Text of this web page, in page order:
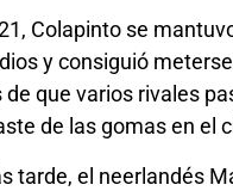
Colapinto se
y consiguió
que varios rivales
de las gomas en el
tarde, el neerlandés